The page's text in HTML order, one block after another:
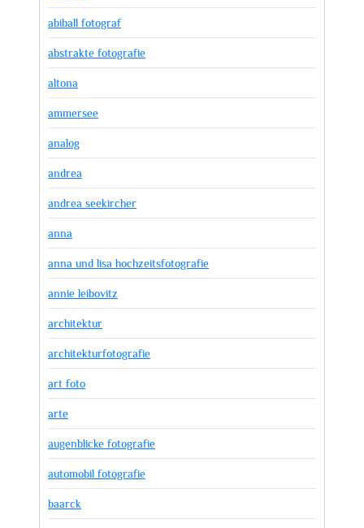
abiball fotograf
abstrakte fotografie
altona
ammersee
analog
andrea
andrea seekircher
anna
anna und lisa hochzeitsfotografie
annie leibovitz
architektur
architekturfotografie
art foto
arte
augenblicke fotografie
automobil fotografie
baarck